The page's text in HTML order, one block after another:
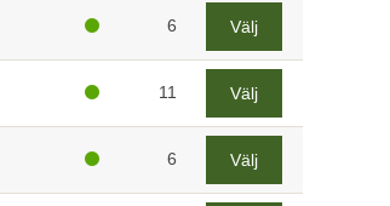
6 Välj
11 Välj
6 Välj